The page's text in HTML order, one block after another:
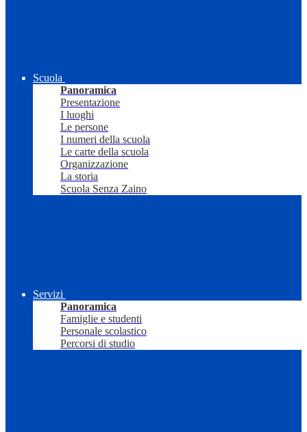
Scuola
Panoramica
Presentazione
I luoghi
Le persone
I numeri della scuola
Le carte della scuola
Organizzazione
La storia
Scuola Senza Zaino
Servizi
Panoramica
Famiglie e studenti
Personale scolastico
Percorsi di studio